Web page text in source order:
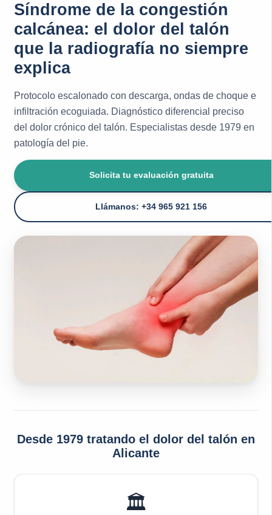
Síndrome de la congestión
calcánea: el dolor del talón
que la radiografía no siempre
explica
Protocolo escalonado con descarga, ondas de choque e
infiltración ecoguiada. Diagnóstico diferencial preciso
del dolor crónico del talón. Especialistas desde 1979 en
patología del pie.
Solicita tu evaluación gratuita
Llámanos: +34 965 921 156
Desde 1979 tratando el dolor del talón en
Alicante
🏛️